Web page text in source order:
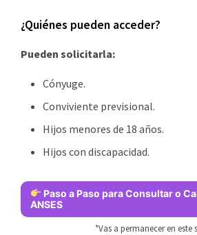
¿Quiénes pueden acceder?
Pueden solicitarla:
Cónyuge.
Conviviente previsional.
Hijos menores de 18 años.
Hijos con discapacidad.
Paso a Paso para Consultar o
ANSES
*Vas a permanecer en este